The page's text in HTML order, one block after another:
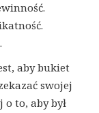
aby bukiet
swojej
to, aby był